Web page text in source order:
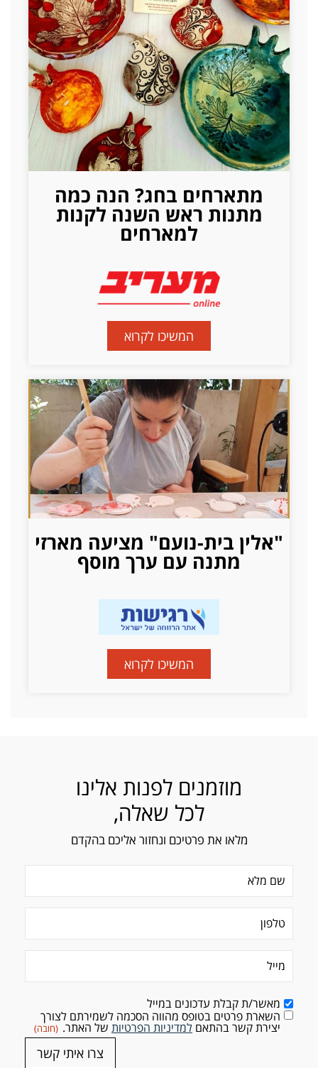
מתארחים בחג? הנה כמה
מתנות ראש השנה לקנות
למארחים
המשיכו לקרוא
"אלין בית-נועם" מציעה מארזי
מתנה עם ערך מוסף
המשיכו לקרוא
מוזמנים לפנות אלינו
לכל שאלה,
מלאו את פרטיכם ונחזור אליכם בהקדם
שם מלא
טלפון
מייל
מאשר/ת קבלת עדכונים במייל
Consent
(חובה)
השארת פרטים בטופס מהווה הסכמה לשמירתם לצורך
יצירת קשר בהתאם למדיניות הפרטיות של האתר. (חובה)
צרו איתי קשר